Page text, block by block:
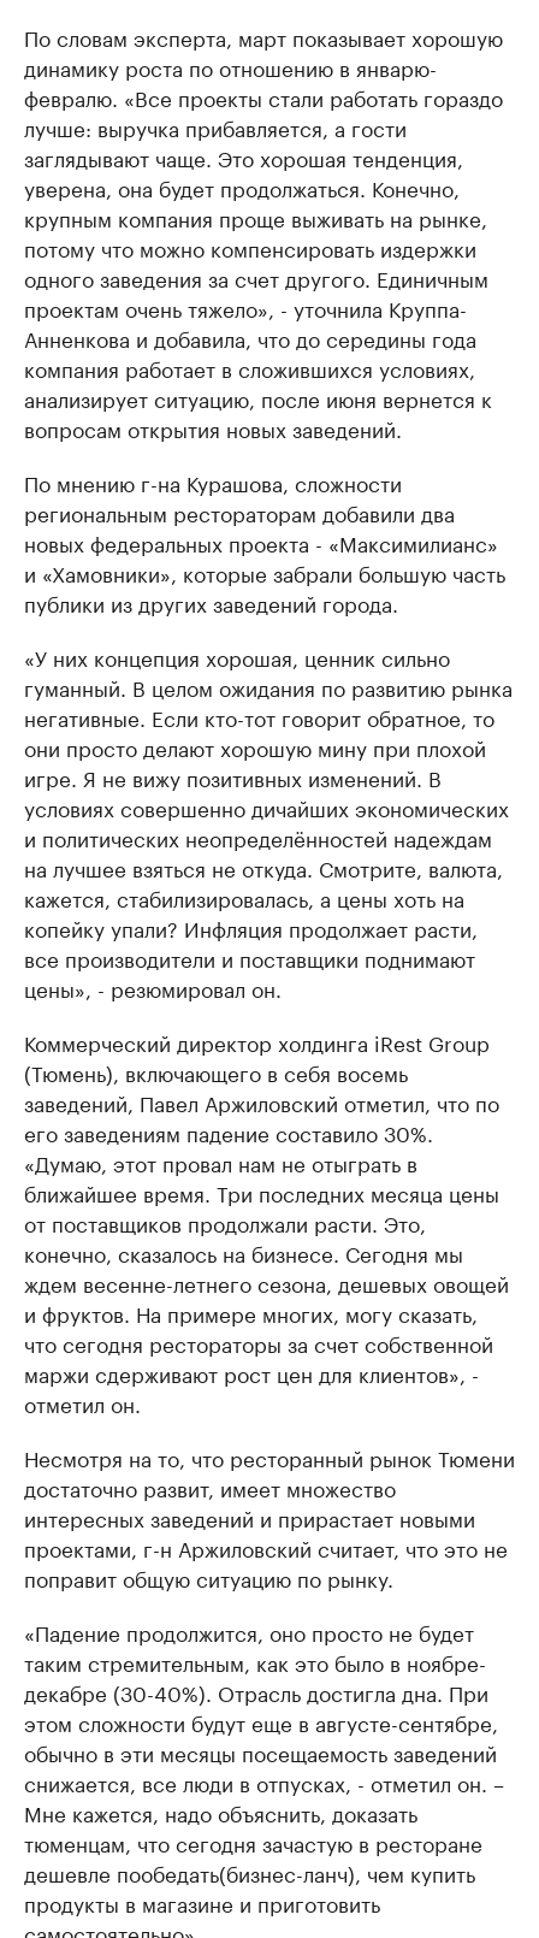
По словам эксперта, март показывает хорошую
динамику роста по отношению в январю-
февралю. «Все проекты стали работать гораздо
лучше: выручка прибавляется, а гости
заглядывают чаще. Это хорошая тенденция,
уверена, она будет продолжаться. Конечно,
крупным компания проще выживать на рынке,
потому что можно компенсировать издержки
одного заведения за счет другого. Единичным
проектам очень тяжело», - уточнила Круппа-
Анненкова и добавила, что до середины года
компания работает в сложившихся условиях,
анализирует ситуацию, после июня вернется к
вопросам открытия новых заведений.
По мнению г-на Курашова, сложности
региональным рестораторам добавили два
новых федеральных проекта - «Максимилианс»
и «Хамовники», которые забрали большую часть
публики из других заведений города.
«У них концепция хорошая, ценник сильно
гуманный. В целом ожидания по развитию рынка
негативные. Если кто-тот говорит обратное, то
они просто делают хорошую мину при плохой
игре. Я не вижу позитивных изменений. В
условиях совершенно дичайших экономических
и политических неопределённостей надеждам
на лучшее взяться не откуда. Смотрите, валюта,
кажется, стабилизировалась, а цены хоть на
копейку упали? Инфляция продолжает расти,
все производители и поставщики поднимают
цены», - резюмировал он.
Коммерческий директор холдинга iRest Group
(Тюмень), включающего в себя восемь
заведений, Павел Аржиловский отметил, что по
его заведениям падение составило 30%.
«Думаю, этот провал нам не отыграть в
ближайшее время. Три последних месяца цены
от поставщиков продолжали расти. Это,
конечно, сказалось на бизнесе. Сегодня мы
ждем весенне-летнего сезона, дешевых овощей
и фруктов. На примере многих, могу сказать,
что сегодня рестораторы за счет собственной
маржи сдерживают рост цен для клиентов», -
отметил он.
Несмотря на то, что ресторанный рынок Тюмени
достаточно развит, имеет множество
интересных заведений и прирастает новыми
проектами, г-н Аржиловский считает, что это не
поправит общую ситуацию по рынку.
«Падение продолжится, оно просто не будет
таким стремительным, как это было в ноябре-
декабре (30-40%). Отрасль достигла дна. При
этом сложности будут еще в августе-сентябре,
обычно в эти месяцы посещаемость заведений
снижается, все люди в отпусках, - отметил он. –
Мне кажется, надо объяснить, доказать
тюменцам, что сегодня зачастую в ресторане
дешевле пообедать(бизнес-ланч), чем купить
продукты в магазине и приготовить